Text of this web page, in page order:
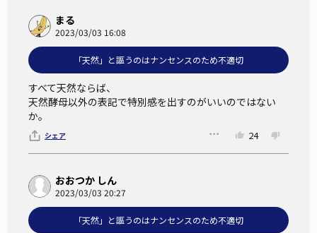
まる
2023/03/03 16:08
「天然」と謳うのはナンセンスのため不適切
すべて天然ならば、
天然酵母以外の表記で特別感を出すのがいいのではない
か。
シェア 24
おおつか しん
2023/03/03 20:27
「天然」と謳うのはナンセンスのため不適切